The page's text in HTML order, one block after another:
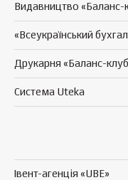
Видавництво «Баланс-
«Всеукраїнський
Друкарня «Баланс-
Система Uteka
Івент-агенція «UBE»